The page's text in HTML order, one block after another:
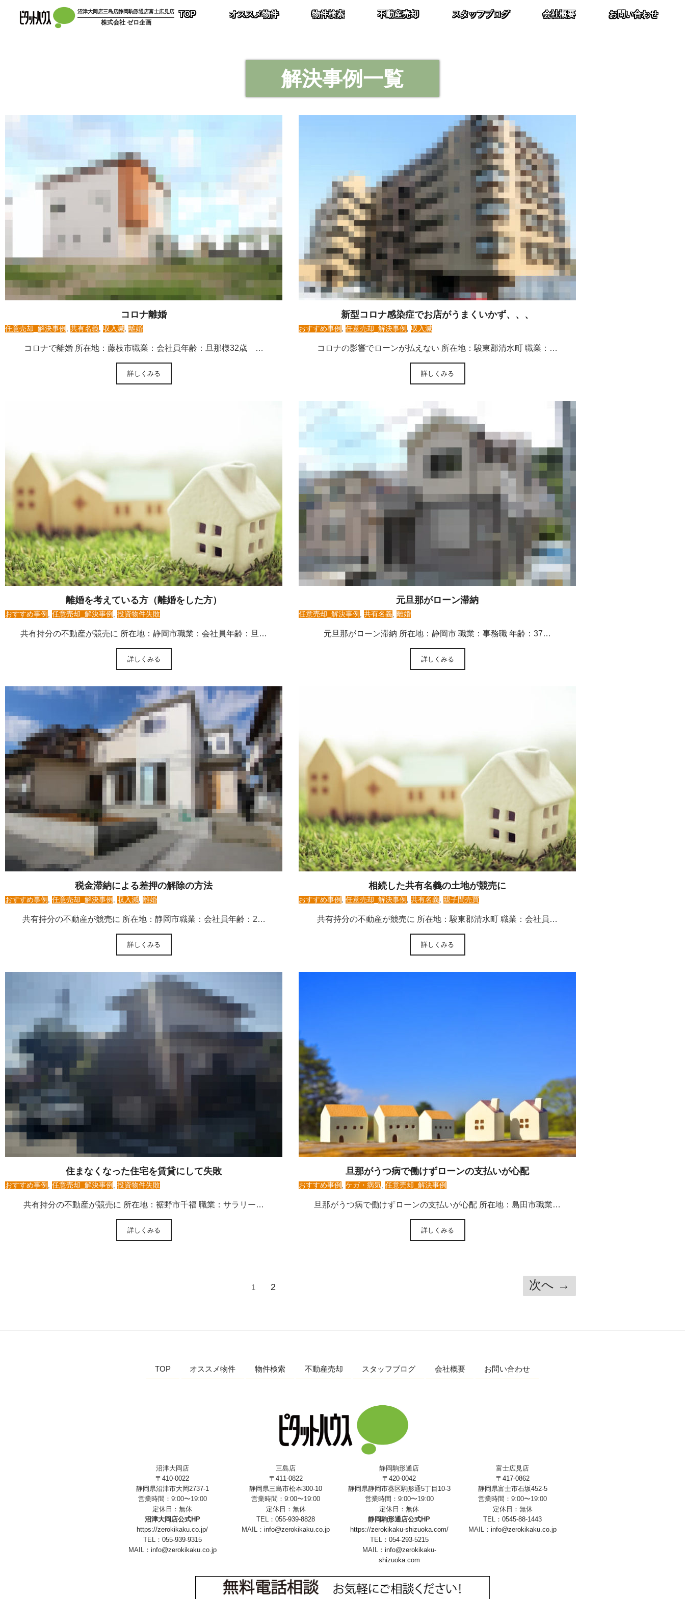
沼津大岡店三島店静岡駒形通店富士広見店
株式会社 ゼロ企画
TOP オススメ物件 物件検索 不動産売却 スタッフブログ 会社概要 お問い合わせ
解決事例一覧
コロナ離婚
任意売却_解決事例 , 共有名義, 収入減, 離婚
コロナで離婚 所在地：藤枝市職業：会社員年齢：旦那様32歳 …
詳しくみる
新型コロナ感染症でお店がうまくいかず、、、
おすすめ事例 , 任意売却_解決事例 , 収入減
コロナの影響でローンが払えない 所在地：駿東郡清水町 職業：…
詳しくみる
離婚を考えている方（離婚をした方）
おすすめ事例 , 任意売却_解決事例 , 投資物件失敗
共有持分の不動産が競売に 所在地：静岡市職業：会社員年齢：旦…
詳しくみる
元旦那がローン滞納
任意売却_解決事例 , 共有名義, 離婚
元旦那がローン滞納 所在地：静岡市 職業：事務職 年齢：37…
詳しくみる
税金滞納による差押の解除の方法
おすすめ事例 , 任意売却_解決事例 , 収入減, 離婚
共有持分の不動産が競売に 所在地：静岡市職業：会社員年齢：2…
詳しくみる
相続した共有名義の土地が競売に
おすすめ事例 , 任意売却_解決事例 , 共有名義, 親子間売買
共有持分の不動産が競売に 所在地：駿東郡清水町 職業：会社員…
詳しくみる
住まなくなった住宅を賃貸にして失敗
おすすめ事例 , 任意売却_解決事例 , 投資物件失敗
共有持分の不動産が競売に 所在地：裾野市千福 職業：サラリー…
詳しくみる
旦那がうつ病で働けずローンの支払いが心配
おすすめ事例 , ケガ・病気, 任意売却_解決事例
旦那がうつ病で働けずローンの支払いが心配 所在地：島田市職業…
詳しくみる
1 2 次へ →
TOP オススメ物件 物件検索 不動産売却 スタッフブログ 会社概要 お問い合わせ
沼津大岡店
〒410-0022
静岡県沼津市大岡2737-1
営業時間：9:00〜19:00
定休日：無休
沼津大岡店公式HP
https://zerokikaku.co.jp/
TEL： 055-939-9315
MAIL： info@zerokikaku.co.jp
三島店
〒411-0822
静岡県三島市松本300-10
営業時間：9:00〜19:00
定休日：無休
TEL：055-939-8828
MAIL：info@zerokikaku.co.jp
静岡駒形通店
〒420-0042
静岡県静岡市葵区駒形通5丁目10-3
営業時間：9:00〜19:00
定休日：無休
静岡駒形通店公式HP
https://zerokikaku-shizuoka.com/
TEL： 054-293-5215
MAIL： info@zerokikaku-
shizuoka.com
富士広見店
〒417-0862
静岡県富士市石坂452-5
営業時間：9:00〜19:00
定休日：無休
TEL：0545-88-1443
MAIL：info@zerokikaku.co.jp